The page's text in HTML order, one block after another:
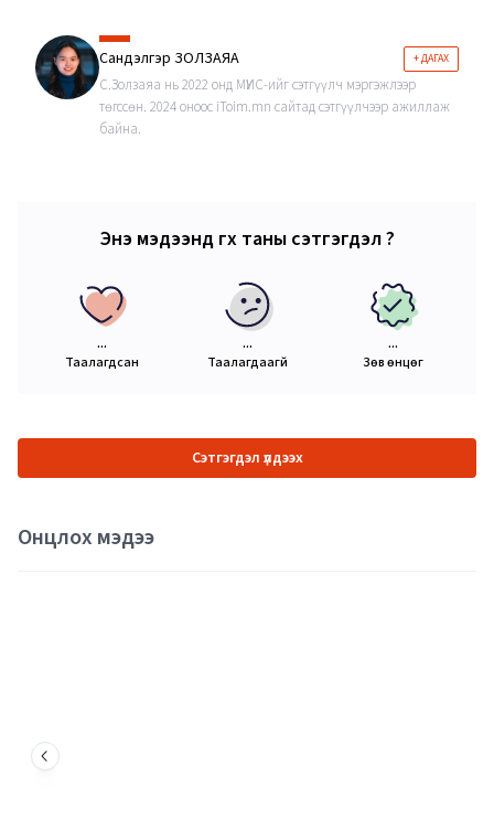
Сандэлгэр ЗОЛЗАЯА + ДАГАХ
С.Золзаяа нь 2022 онд МҮИС-ийг сэтгүүлч мэргэжлээр
төгссөн. 2024 оноос iToim.mn сайтад сэтгүүлчээр ажиллаж
байна.
Энэ мэдээнд өгөх таны сэтгэгдэл ?
...
Таалагдсан
...
Таалагдаагүй
...
Зөв өнцөг
Сэтгэгдэл үлдээх
Онцлох мэдээ